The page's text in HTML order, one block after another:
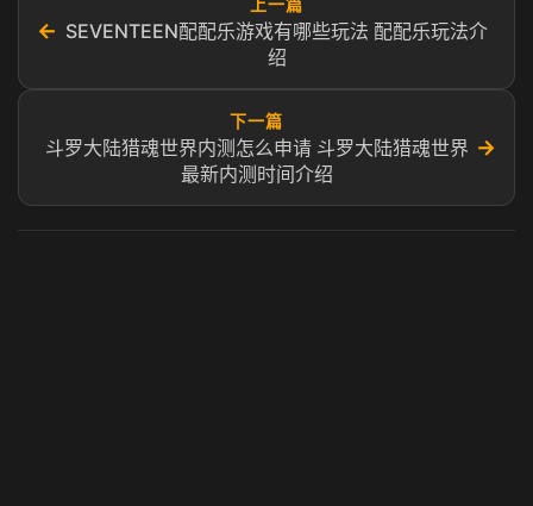
←
上一篇
SEVENTEEN配配乐游戏有哪些玩法 配配乐玩法介
绍
下一篇
斗罗大陆猎魂世界内测怎么申请 斗罗大陆猎魂世界
最新内测时间介绍
→